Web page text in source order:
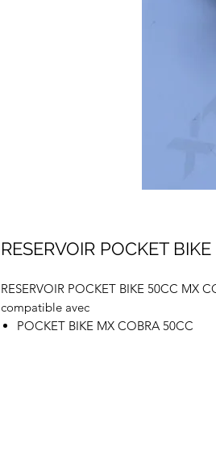
RESERVOIR POCKET
RESERVOIR POCKET BIKE 50CC MX
compatible avec
POCKET BIKE MX COBRA 50CC